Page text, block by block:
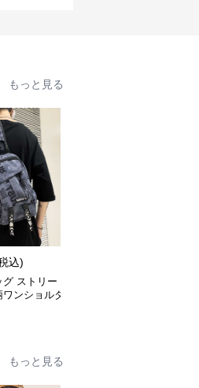
もっと見る
込)
グ ストリー
ワンショルダ
もっと見る